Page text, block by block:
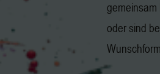
gemeinsam
oder sind